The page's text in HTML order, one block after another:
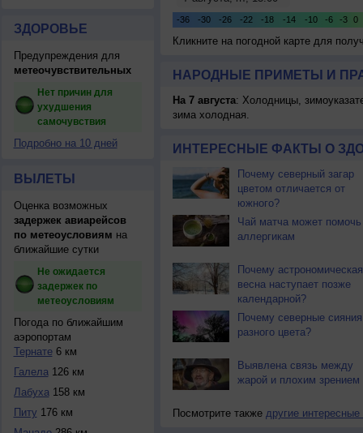
ЗДОРОВЬЕ
Предупреждения для
метеочувствительных
Нет причин для
ухудшения
самочувствия
Подробно на 10 дней
ВЫЛЕТЫ
Оценка возможных
задержек авиарейсов
по метеоусловиям на
ближайшие сутки
Не ожидается
задержек по
метеоусловиям
Погода по ближайшим
аэропортам
Тернате6 км
Галела126 км
Лабуха158 км
Питу 176 км
Кликните на погодной карте для
НАРОДНЫЕ ПРИМЕТЫ И
На 7 августа: Холодницы,
зима холодная.
ИНТЕРЕСНЫЕ ФАКТЫ О
Почему северный загар
цветом отличается от
южного?
Чай матча может помочь
аллергикам
Почему астрономическая
весна наступает позже
календарной?
Почему северные сияния
разного цвета?
Выявлена связь между
жарой и плохим зрением
Посмотрите также другие интересные